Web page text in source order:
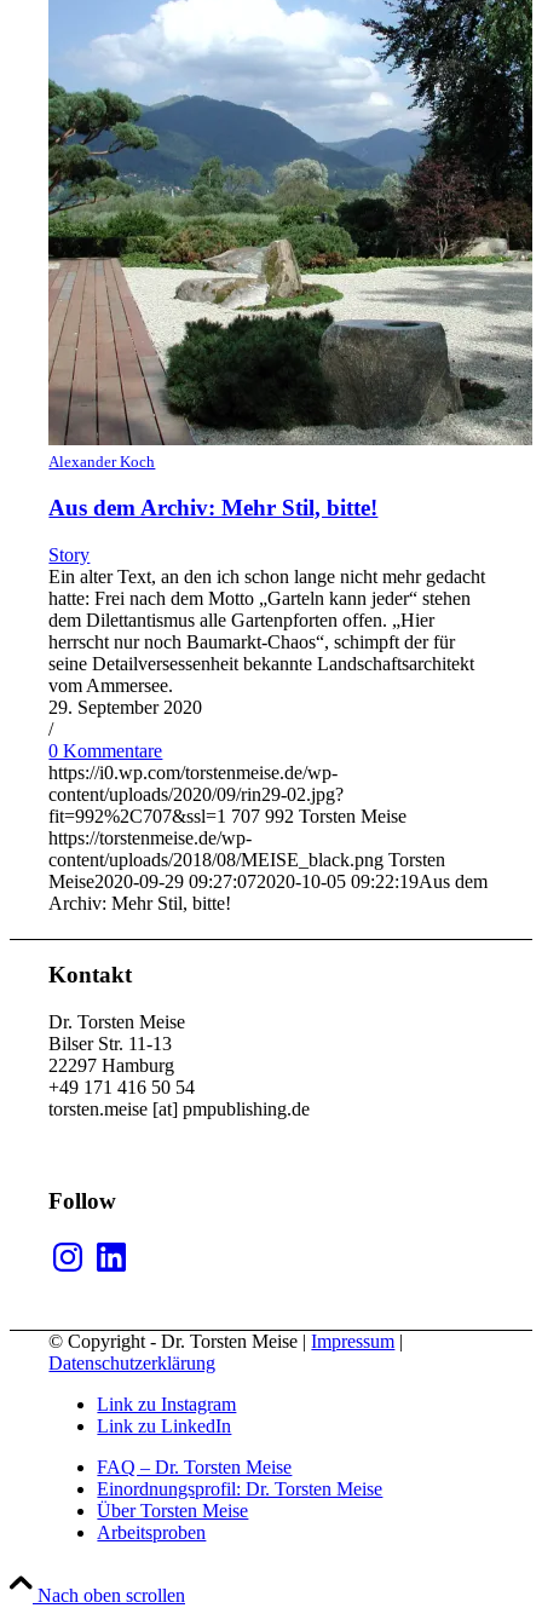
Alexander Koch
Aus dem Archiv: Mehr Stil, bitte!
Story
Ein alter Text, an den ich schon lange nicht mehr gedacht
hatte: Frei nach dem Motto „Garteln kann jeder“ stehen
dem Dilettantismus alle Gartenpforten offen. „Hier
herrscht nur noch Baumarkt-Chaos“, schimpft der für
seine Detailversessenheit bekannte Landschaftsarchitekt
vom Ammersee.
29. September 2020
/
0 Kommentare
https://i0.wp.com/torstenmeise.de/wp-
content/uploads/2020/09/rin29-02.jpg?
fit=992%2C707&ssl=1 707 992 Torsten Meise
https://torstenmeise.de/wp-
content/uploads/2018/08/MEISE_black.png Torsten
Meise2020-09-29 09:27:072020-10-05 09:22:19Aus dem
Archiv: Mehr Stil, bitte!
Kontakt
Dr. Torsten Meise
Bilser Str. 11-13
22297 Hamburg
+49 171 416 50 54
torsten.meise [at] pmpublishing.de
Follow
InstagramLinkedIn
© Copyright - Dr. Torsten Meise |Impressum |
Datenschutzerklärung
Link zu Instagram
Link zu LinkedIn
FAQ – Dr. Torsten Meise
Einordnungsprofil: Dr. Torsten Meise
Über Torsten Meise
Arbeitsproben
Nach oben scrollen